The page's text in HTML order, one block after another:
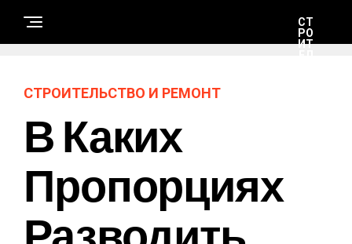
СТ
РО
ИТ
СТРОИТЕЛЬСТВО И РЕМОНТ
В Каких
Пропорциях